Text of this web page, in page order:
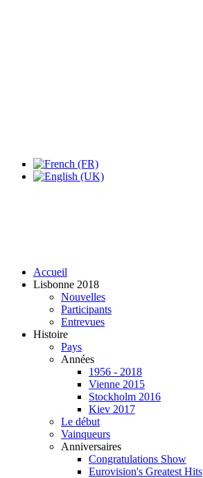
Accueil
Lisbonne 2018
Nouvelles
Participants
Entrevues
Histoire
Pays
Années
1956 - 2018
Vienne 2015
Stockholm 2016
Kiev 2017
Le début
Vainqueurs
Anniversaires
Congratulations Show
Eurovision's Greatest Hits